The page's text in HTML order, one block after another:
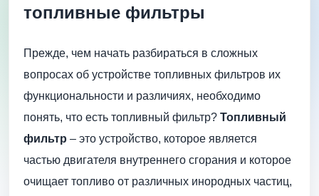
топливные фильтры
Прежде, чем начать разбираться в сложных
вопросах об устройстве топливных фильтров их
функциональности и различиях, необходимо
понять, что есть топливный фильтр? Топливный
фильтр – это устройство, которое является
частью двигателя внутреннего сгорания и которое
очищает топливо от различных инородных частиц,